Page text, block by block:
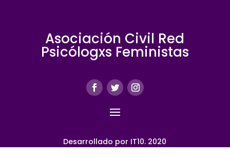
Asociación Civil Red
Psicólogxs Feministas
Desarrollado por IT10. 2020